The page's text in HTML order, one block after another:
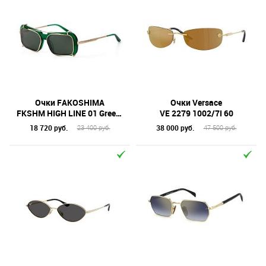
Очки FAKOSHIMA
FKSHM HIGH LINE 01 Green 54
18 720 руб. 23 400 руб.
Очки Versace
VE 2279 1002/7I 60
38 000 руб. 47 500 руб.